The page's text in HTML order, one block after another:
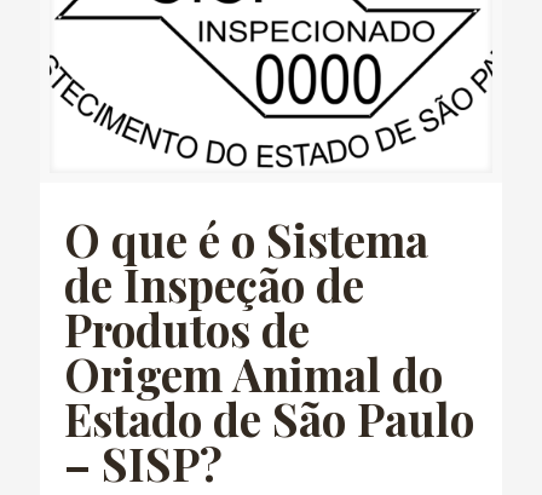
O que é o Sistema
de Inspeção de
Produtos de
Origem Animal do
Estado de São Paulo
– SISP?